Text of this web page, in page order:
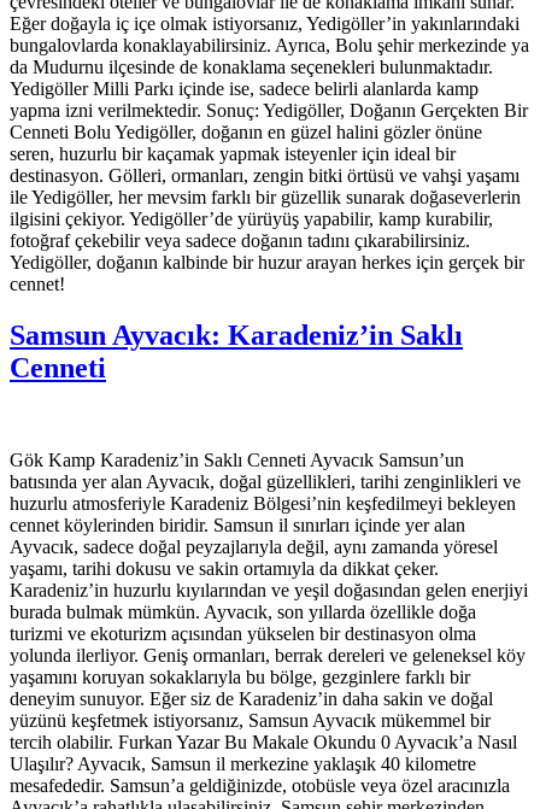
Eğer doğayla iç içe olmak istiyorsanız, Yedigöller’in yakınlarındaki
bungalovlarda konaklayabilirsiniz. Ayrıca, Bolu şehir merkezinde ya
da Mudurnu ilçesinde de konaklama seçenekleri bulunmaktadır.
Yedigöller Milli Parkı içinde ise, sadece belirli alanlarda kamp
yapma izni verilmektedir. Sonuç: Yedigöller, Doğanın Gerçekten Bir
Cenneti Bolu Yedigöller, doğanın en güzel halini gözler önüne
seren, huzurlu bir kaçamak yapmak isteyenler için ideal bir
destinasyon. Gölleri, ormanları, zengin bitki örtüsü ve vahşi yaşamı
ile Yedigöller, her mevsim farklı bir güzellik sunarak doğaseverlerin
ilgisini çekiyor. Yedigöller’de yürüyüş yapabilir, kamp kurabilir,
fotoğraf çekebilir veya sadece doğanın tadını çıkarabilirsiniz.
Yedigöller, doğanın kalbinde bir huzur arayan herkes için gerçek bir
cennet!
Samsun Ayvacık: Karadeniz’in Saklı
Cenneti
Gök Kamp Karadeniz’in Saklı Cenneti Ayvacık Samsun’un
batısında yer alan Ayvacık, doğal güzellikleri, tarihi zenginlikleri ve
huzurlu atmosferiyle Karadeniz Bölgesi’nin keşfedilmeyi bekleyen
cennet köylerinden biridir. Samsun il sınırları içinde yer alan
Ayvacık, sadece doğal peyzajlarıyla değil, aynı zamanda yöresel
yaşamı, tarihi dokusu ve sakin ortamıyla da dikkat çeker.
Karadeniz’in huzurlu kıyılarından ve yeşil doğasından gelen enerjiyi
burada bulmak mümkün. Ayvacık, son yıllarda özellikle doğa
turizmi ve ekoturizm açısından yükselen bir destinasyon olma
yolunda ilerliyor. Geniş ormanları, berrak dereleri ve geleneksel köy
yaşamını koruyan sokaklarıyla bu bölge, gezginlere farklı bir
deneyim sunuyor. Eğer siz de Karadeniz’in daha sakin ve doğal
yüzünü keşfetmek istiyorsanız, Samsun Ayvacık mükemmel bir
tercih olabilir. Furkan Yazar Bu Makale Okundu 0 Ayvacık’a Nasıl
Ulaşılır? Ayvacık, Samsun il merkezine yaklaşık 40 kilometre
mesafededir. Samsun’a geldiğinizde, otobüsle veya özel aracınızla